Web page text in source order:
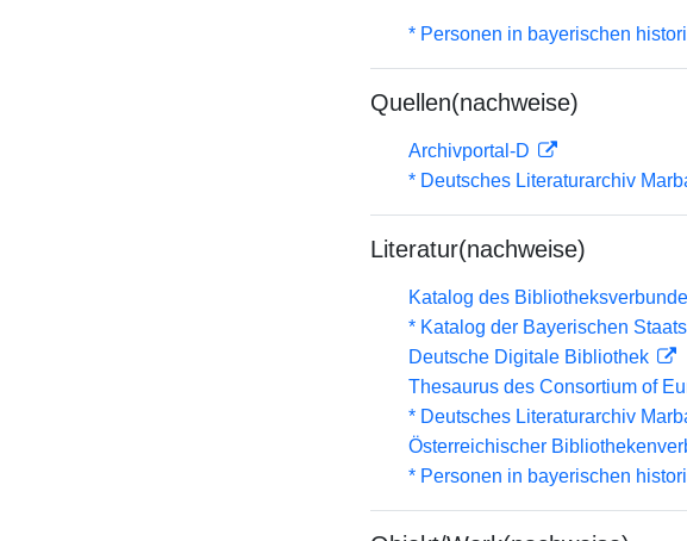
* Personen in bayerischen
Quellen(nachweise)
Archivportal-D
* Deutsches Literaturarchiv
Literatur(nachweise)
Katalog des
* Katalog der Bayerischen
Deutsche Digitale Bibliothek
Thesaurus des Consortium of
* Deutsches Literaturarchiv
Österreichischer
* Personen in bayerischen